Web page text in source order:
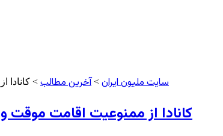
سایت ملیون ایران >آخرین مطالب >
کانادا از ممنوعیت اقامت موقت